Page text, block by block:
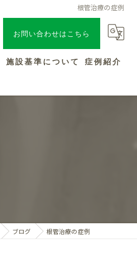
根管治療の症例
お問い合わせはこちら
施設基準について 症例紹介
ブログ 根管治療の症例